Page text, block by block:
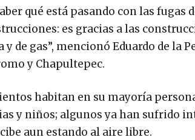
qué está pasando con las fugas
es gracias a las
de gas”, mencionó Eduardo de la
y Chapultepec.
habitan en su mayoría
y niños; algunos ya han sufrido
aun estando al aire libre.